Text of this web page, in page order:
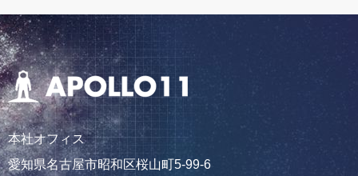
本社オフィス
愛知県名古屋市昭和区桜山町5-99-6